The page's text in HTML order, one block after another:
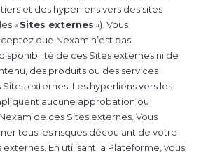
et des hyperliens vers des sites
«Sites externes»). Vous
que Nexam n’est pas
de ces Sites externes ni de
des produits ou des services
externes. Les hyperliens vers les
aucune approbation ou
de ces Sites externes. Vous
tous les risques découlant de votre
externes. En utilisant la Plateforme, vous